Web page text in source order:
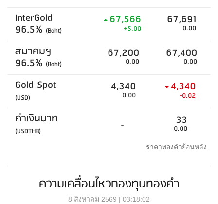
InterGold
96.5% (Baht)
67,566
+5.00
67,691
0.00
สมาคมฯ
96.5% (Baht)
67,200
0.00
67,400
0.00
Gold Spot
(USD)
4,340
0.00
4,340
-0.02
ค่าเงินบาท
(USDTHB) - 33
0.00
ราคาทองคำย้อนหลัง
ความเคลื่อนไหวกองทุนทองคำ
8 สิงหาคม 2569 | 03:18:02